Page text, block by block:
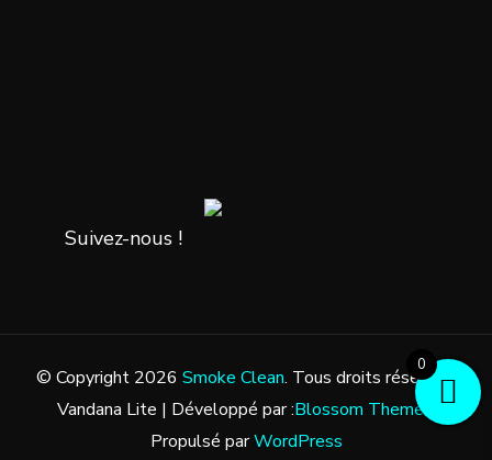
Suivez-nous !
© Copyright 2026 Smoke Clean. Tous droits réservés.
Vandana Lite | Développé par :Blossom Themes
Propulsé parWordPress
0